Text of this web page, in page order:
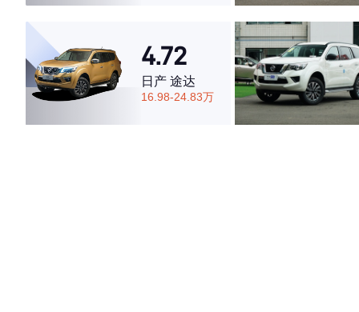
4.72
日产 途达
16.98-24.83万